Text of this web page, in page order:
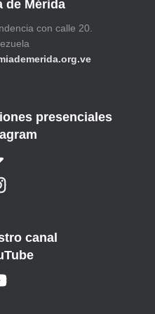
de Mérida
con calle 20.
presenciales
canal